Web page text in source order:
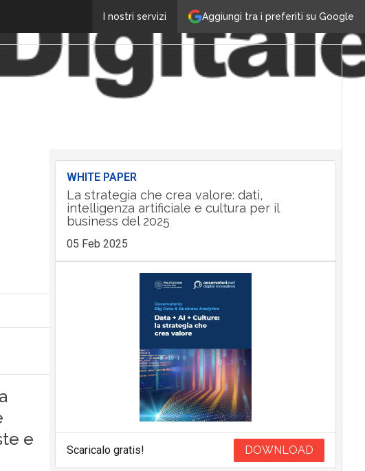
Aggiungi tra i preferiti su Google
I nostri servizi
e
WHITE PAPER
La strategia che crea valore: dati,
intelligenza artificiale e cultura per il
business del 2025
05 Feb 2025
Scaricalo gratis! DOWNLOAD